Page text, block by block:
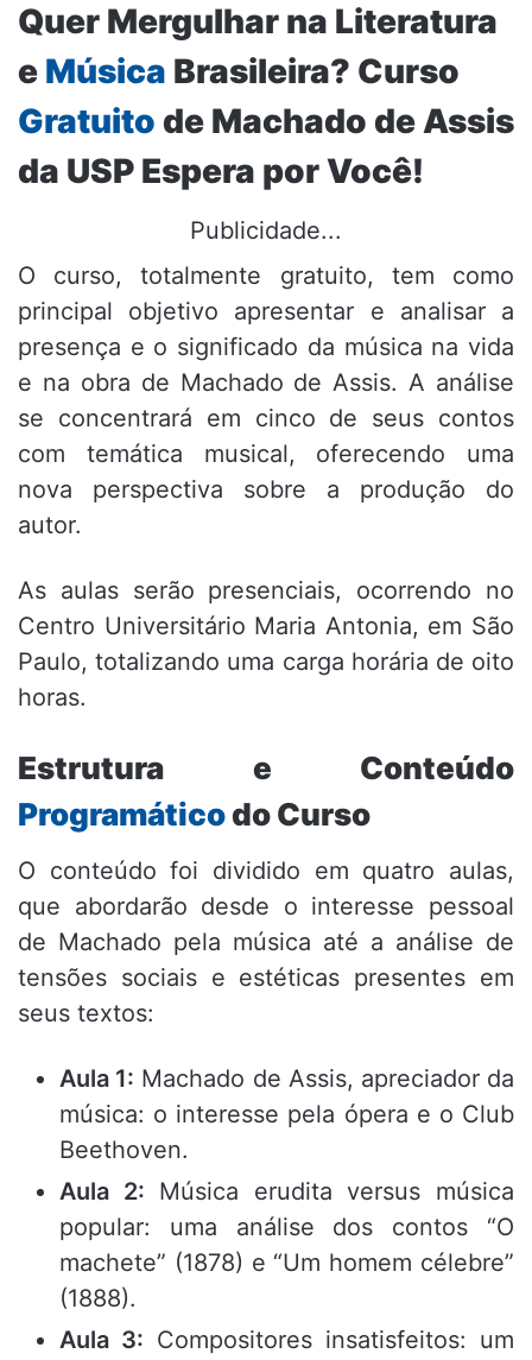
Quer Mergulhar na Literatura
e Música Brasileira? Curso
Gratuito de Machado de Assis
da USP Espera por Você!
Publicidade...
O curso, totalmente gratuito, tem como
principal objetivo apresentar e analisar a
presença e o significado da música na vida
e na obra de Machado de Assis. A análise
se concentrará em cinco de seus contos
com temática musical, oferecendo uma
nova perspectiva sobre a produção do
autor.
As aulas serão presenciais, ocorrendo no
Centro Universitário Maria Antonia, em São
Paulo, totalizando uma carga horária de oito
horas.
Estrutura e Conteúdo
Programáticodo Curso
O conteúdo foi dividido em quatro aulas,
que abordarão desde o interesse pessoal
de Machado pela música até a análise de
tensões sociais e estéticas presentes em
seus textos:
Aula 1: Machado de Assis, apreciador da
música: o interesse pela ópera e o Club
Beethoven.
Aula 2: Música erudita versus música
popular: uma análise dos contos “O
machete” (1878) e “Um homem célebre”
(1888).
Aula 3: Compositores insatisfeitos: um